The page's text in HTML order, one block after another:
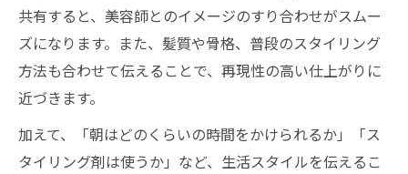
共有すると、美容師とのイメージのすり合わせがスムー
ズになります。また、髪質や骨格、普段のスタイリング
方法も合わせて伝えることで、再現性の高い仕上がりに
近づきます。
加えて、「朝はどのくらいの時間をかけられるか」「ス
タイリング剤は使うか」など、生活スタイルを伝えるこ